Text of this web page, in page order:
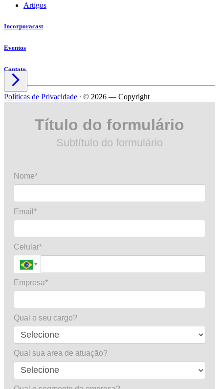
Artigos
Incorporacast
Eventos
Contato

Políticas de Privacidade ∙ © 2026 — Copyright
Título do formulário
Subtítulo do formulário
Nome*
Email*
Celular*
Empresa*
Qual o seu cargo?
Qual sua area de atuação?